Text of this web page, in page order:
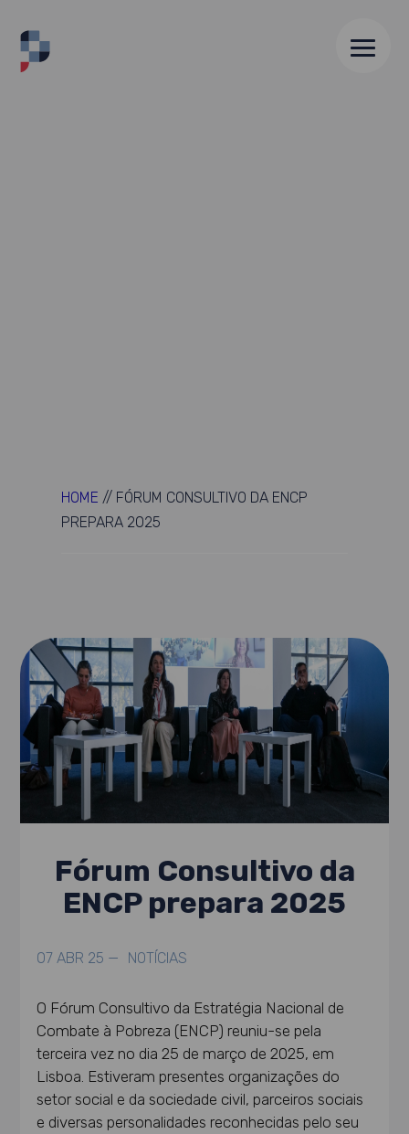
HOME // FÓRUM CONSULTIVO DA ENCP
PREPARA 2025
Fórum Consultivo da
ENCP prepara 2025
07 ABR 25 — NOTÍCIAS
O Fórum Consultivo da Estratégia Nacional de
Combate à Pobreza (ENCP) reuniu-se pela
terceira vez no dia 25 de março de 2025, em
Lisboa. Estiveram presentes organizações do
setor social e da sociedade civil, parceiros sociais
e diversas personalidades reconhecidas pelo seu